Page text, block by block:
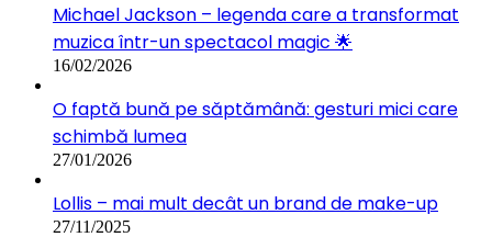
Michael Jackson – legenda care a transformat
muzica într-un spectacol magic 🌟
16/02/2026
O faptă bună pe săptămână: gesturi mici care
schimbă lumea
27/01/2026
Lollis – mai mult decât un brand de make-up
27/11/2025